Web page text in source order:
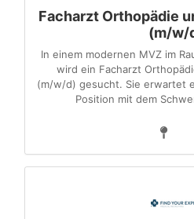
Facharzt Orthopädie
(m/w/
In einem modernen MVZ im
wird ein Facharzt
(m/w/d) gesucht. Sie erwartet
Position mit dem